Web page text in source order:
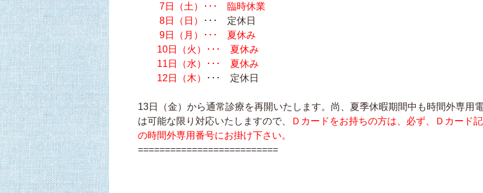
7日（土）･･･ 臨時休業
8日（日）
･･･ 定休日
9日（月）･･･ 夏休み
10日（火）･･･ 夏休み
11日（水）･･･ 夏休み
12日（木）
･･･ 定休日
13日（金）から通常診療を再開いたします。尚、夏季休暇期間中も時間外専用
は可能な限り対応いたしますので、
Ｄカードをお持ちの方は、必ず、Ｄカード
の時間外専用番号にお掛け下さい。
==========================